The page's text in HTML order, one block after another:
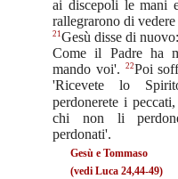
ai discepoli le mani
rallegrarono di
21 Gesù disse di
Come il Padre ha
mando voi'.
22Poi
'Ricevete lo
perdonerete i
chi non li
perdonati'.
Gesù e Tommaso
(vedi Luca 24,44-49)